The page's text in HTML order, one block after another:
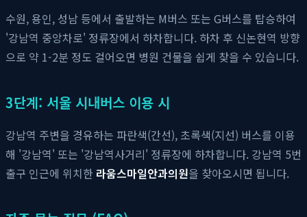
수원, 용인, 성남 등에서 출발하는 M버스 또는 G버스를 탑승하여
'강남역 중앙차로' 정류장에서 하차합니다. 하차 후 신논현역 방향
으로 약 1-2분 정도 걸어오면 병원 건물을 쉽게 찾을 수 있습니다.
3단계: 서울 시내버스 이용 시
강남역 주변을 경유하는 파란색(간선), 초록색(지선) 버스를 이용
해 '강남역' 또는 '강남역사거리' 정류장에 하차합니다. 강남역 5번
출구 인근에 위치한 라움스마일안과의원을 찾아오시면 됩니다.